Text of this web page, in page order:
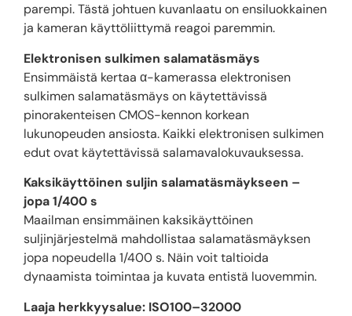
parempi. Tästä johtuen kuvanlaatu on ensiluokkainen
ja kameran käyttöliittymä reagoi paremmin.
Elektronisen sulkimen salamatäsmäys
Ensimmäistä kertaa α-kamerassa elektronisen
sulkimen salamatäsmäys on käytettävissä
pinorakenteisen CMOS-kennon korkean
lukunopeuden ansiosta. Kaikki elektronisen sulkimen
edut ovat käytettävissä salamavalokuvauksessa.
Kaksikäyttöinen suljin salamatäsmäykseen –
jopa 1/400 s
Maailman ensimmäinen kaksikäyttöinen
suljinjärjestelmä mahdollistaa salamatäsmäyksen
jopa nopeudella 1/400 s. Näin voit taltioida
dynaamista toimintaa ja kuvata entistä luovemmin.
Laaja herkkyysalue: ISO100–32000